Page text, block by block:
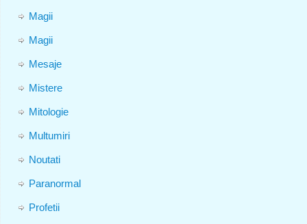
Magii
Magii
Mesaje
Mistere
Mitologie
Multumiri
Noutati
Paranormal
Profetii